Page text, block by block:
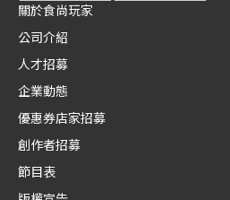
關於食尚玩家
公司介紹
人才招募
企業動態
優惠券店家招募
創作者招募
節目表